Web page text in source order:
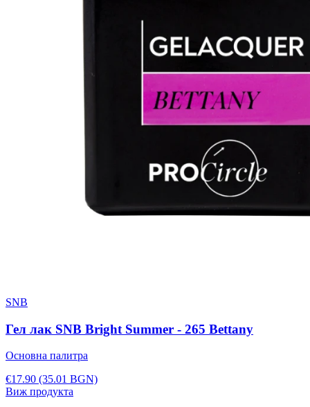
SNB
Гел лак SNB Bright Summer - 265 Bettany
Основна палитра
€17.90 (35.01 BGN)
Виж продукта